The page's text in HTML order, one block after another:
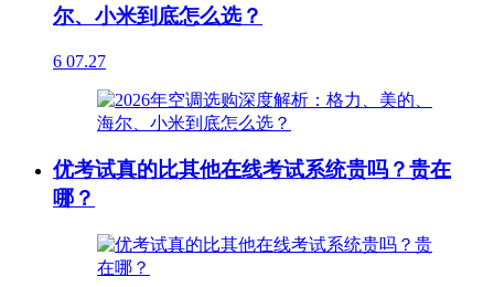
尔、小米到底怎么选？
6 07.27
优考试真的比其他在线考试系统贵吗？贵在
哪？